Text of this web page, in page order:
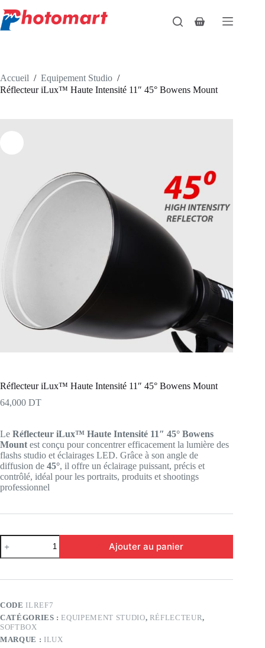
au
contenu
Panier
Accueil / Equipement Studio /
Réflecteur iLux™ Haute Intensité 11″ 45° Bowens Mount
Réflecteur iLux™ Haute Intensité 11″ 45° Bowens Mount
64,000 DT
Le Réflecteur iLux™ Haute Intensité 11″ 45° Bowens
Mount est conçu pour concentrer efficacement la lumière des
flashs studio et éclairages LED. Grâce à son angle de
diffusion de 45°, il offre un éclairage puissant, précis et
contrôlé, idéal pour les portraits, produits et shootings
professionnel
quantité
de
Réflecteur
Haute
45°
Bowens
Mount
Ajouter au panier
CODE ILREF7
CATÉGORIES :EQUIPEMENT STUDIO, RÉFLECTEUR,
SOFTBOX
MARQUE : ILUX